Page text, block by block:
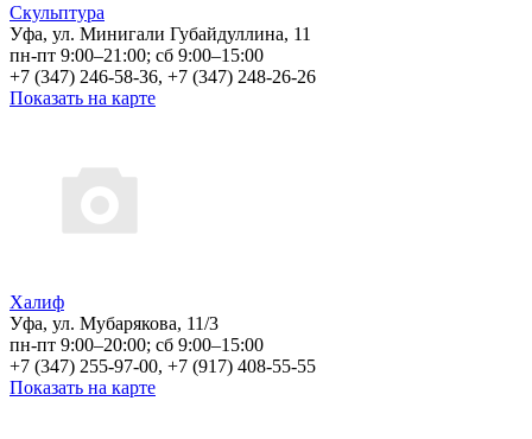
Скульптура
Уфа, ул. Минигали Губайдуллина, 11
пн-пт 9:00–21:00; сб 9:00–15:00
+7 (347) 246-58-36, +7 (347) 248-26-26
Показать на карте
Халиф
Уфа, ул. Мубарякова, 11/3
пн-пт 9:00–20:00; сб 9:00–15:00
+7 (347) 255-97-00, +7 (917) 408-55-55
Показать на карте